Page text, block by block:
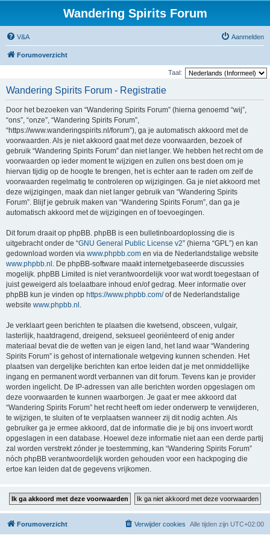
Wandering Spirits Forum
V&A Aanmelden
Forumoverzicht
Taal:
Wandering Spirits Forum - Registratie
Door het bezoeken van “Wandering Spirits Forum” (hierna genoemd “wij”,
“ons”, “onze”, “Wandering Spirits Forum”,
“https://www.wanderingspirits.nl/forum”), ga je automatisch akkoord met de
voorwaarden. Als je niet akkoord gaat met deze voorwaarden, bezoek of
gebruik “Wandering Spirits Forum” dan niet langer. We hebben het recht om de
voorwaarden op ieder moment te wijzigen en zullen ons best doen om je
hiervan tijdig op de hoogte te brengen, het is echter aan te raden om zelf de
voorwaarden regelmatig te controleren op wijzigingen. Ga je niet akkoord met
deze wijzigingen, maak dan niet langer gebruik van “Wandering Spirits
Forum”. Blijf je gebruik maken van “Wandering Spirits Forum”, dan ga je
automatisch akkoord met de wijzigingen en of toevoegingen.
Dit forum draait op phpBB. phpBB is een bulletinboardoplossing die is
uitgebracht onder de “GNU General Public License v2” (hierna “GPL”) en kan
gedownload worden via www.phpbb.com en via de Nederlandstalige website
www.phpbb.nl . De phpBB-software maakt internetgebaseerde discussies
mogelijk. phpBB Limited is niet verantwoordelijk voor wat wordt toegestaan of
juist geweigerd als toelaatbare inhoud en/of gedrag. Meer informatie over
phpBB kun je vinden op https://www.phpbb.com/of de Nederlandstalige
website www.phpbb.nl .
Je verklaart geen berichten te plaatsen die kwetsend, obsceen, vulgair,
lasterlijk, haatdragend, dreigend, seksueel georiënteerd of enig ander
materiaal bevat die de wetten van je eigen land, het land waar “Wandering
Spirits Forum” is gehost of internationale wetgeving kunnen schenden. Het
plaatsen van dergelijke berichten kan ertoe leiden dat je met onmiddellijke
ingang en permanent wordt verbannen van dit forum. Tevens kan je provider
worden ingelicht. De IP-adressen van alle berichten worden opgeslagen om
deze voorwaarden te kunnen waarborgen. Je gaat er mee akkoord dat
“Wandering Spirits Forum” het recht heeft om ieder onderwerp te verwijderen,
te wijzigen, te sluiten of te verplaatsen wanneer zij dit nodig achten. Als
gebruiker ga je ermee akkoord, dat de informatie die je bij ons invoert wordt
opgeslagen in een database. Hoewel deze informatie niet aan een derde partij
zal worden verstrekt zónder je toestemming, kan “Wandering Spirits Forum”
nóch phpBB verantwoordelijk worden gehouden voor een hackpoging die
ertoe kan leiden dat de gegevens vrijkomen.
Forumoverzicht Alle tijden zijn UTC+02:00
Verwijder cookies